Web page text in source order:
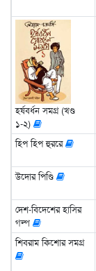
হর্ষবর্ধন সমগ্র (খণ্ড
১-২)
হিপ হিপ হুররে
উদোর পিণ্ডি
দেশ-বিদেশের হাসির
গল্প
শিবরাম কিশোর সমগ্র